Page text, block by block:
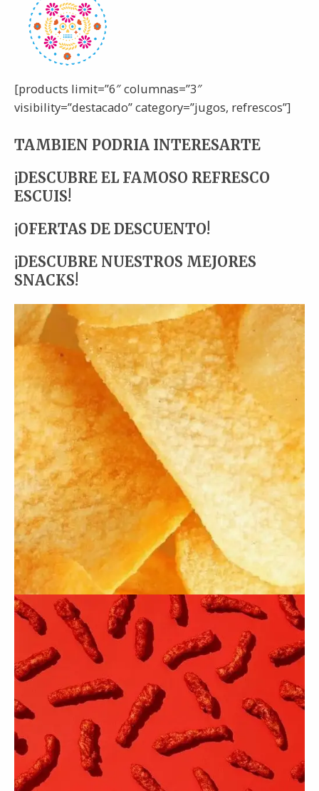
[products limit=”6″ columnas=”3″
visibility=”destacado” category=”jugos, refrescos”]
TAMBIEN PODRIA INTERESARTE
¡DESCUBRE EL FAMOSO REFRESCO
ESCUIS!
¡OFERTAS DE DESCUENTO!
¡DESCUBRE NUESTROS MEJORES
SNACKS!